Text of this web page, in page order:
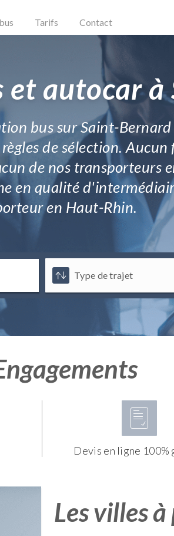
Tarifs Contact
autocar
bus sur Saint-
de sélection.
de nos
en qualité
en Haut-Rhin.
Devis en ligne
Les villes